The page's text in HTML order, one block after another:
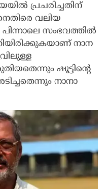
പ്രചരിച്ചതിന്
വലിയ
സംഭവത്തില്‍
നാന
ഷൂട്ടിന്റെ
നാനാ